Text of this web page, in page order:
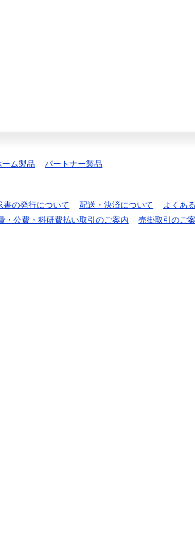
ム製品 パートナー製品
書の発行について 配送・決済について
よくあ
・公費・科研費払い取引のご案内 売掛取引のご